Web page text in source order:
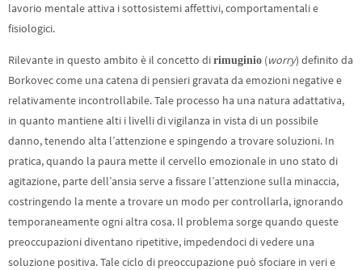
lavorio mentale attiva i sottosistemi affettivi, comportamentali e
fisiologici.
Rilevante in questo ambito è il concetto di rimuginio (worry) definito da
Borkovec come una catena di pensieri gravata da emozioni negative e
relativamente incontrollabile. Tale processo ha una natura adattativa,
in quanto mantiene alti i livelli di vigilanza in vista di un possibile
danno, tenendo alta l’attenzione e spingendo a trovare soluzioni. In
pratica, quando la paura mette il cervello emozionale in uno stato di
agitazione, parte dell’ansia serve a fissare l’attenzione sulla minaccia,
costringendo la mente a trovare un modo per controllarla, ignorando
temporaneamente ogni altra cosa. Il problema sorge quando queste
preoccupazioni diventano ripetitive, impedendoci di vedere una
soluzione positiva. Tale ciclo di preoccupazione può sfociare in veri e